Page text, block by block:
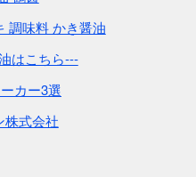
調味料 かき醤油
はこちら---
カー3選
式会社